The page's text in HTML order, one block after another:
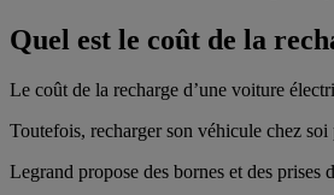
Quel est le coût de la
Le coût de la recharge d’une voiture
Toutefois, recharger son véhicule chez
Legrand propose des bornes et des prises